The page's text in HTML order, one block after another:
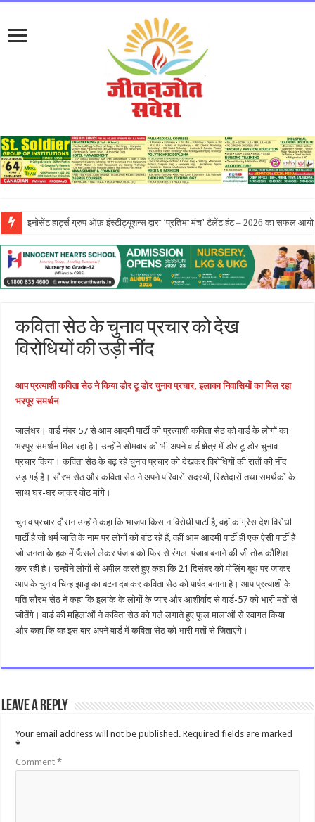
सीटी ग्रुप ने पांच दिवसीय आरंभ 2026 कार्येक्रम का भव्य समापन किया
कविता सेठ के चुनाव प्रचार को देख
विरोधियों की उड़ी नींद
आप प्रत्याशी कविता सेठ ने किया डोर टू डोर चुनाव प्रचार, इलाका निवासियों का मिल रहा
भरपूर समर्थन
जालंधर। वार्ड नंबर 57 से आम आदमी पार्टी की प्रत्याशी कविता सेठ को वार्ड के लोगों का
भरपूर समर्थन मिल रहा है। उन्होंने सोमवार को भी अपने वार्ड क्षेत्र में डोर टू डोर चुनाव
प्रचार किया। कविता सेठ के बढ़ रहे चुनाव प्रचार को देखकर विरोधियों की रातों की नींद
उड़ गई है। सौरभ सेठ और कविता सेठ ने अपने परिवारों सदस्यों, रिश्तेदारों तथा समर्थकों के
साथ घर-घर जाकर वोट मांगे।
चुनाव प्रचार दौरान उन्होंने कहा कि भाजपा किसान विरोधी पार्टी है, वहीं कांग्रेस देश विरोधी
पार्टी है जो धर्म जाति के नाम पर लोगों को बांट रहे हैं, वहीं आम आदमी पार्टी ही एक ऐसी पार्टी है
जो जनता के हक में फैंसले लेकर पंजाब को फिर से रंगला पंजाब बनाने की जी तोड कौशिश
कर रही है। उन्होंने लोगों से अपील करते हुए कहा कि 21 दिसंबर को पोलिंग बूथ पर जाकर
आप के चुनाव चिन्ह झाडू का बटन दबाकर कविता सेठ को पार्षद बनाना है। आप प्रत्याशी के
पति सौरभ सेठ ने कहा कि इलाके के लोगों के प्यार और आशीर्वाद से वार्ड-57 को भारी मतों से
जीतेंगे। वार्ड की महिलाओं ने कविता सेठ को गले लगाते हुए फूल मालाओं से स्वागत किया
और कहा कि वह इस बार अपने वार्ड में कविता सेठ को भारी मतों से जिताएंगे।
Leave a Reply
Your email address will not be published. Required fields are marked
*
Comment*